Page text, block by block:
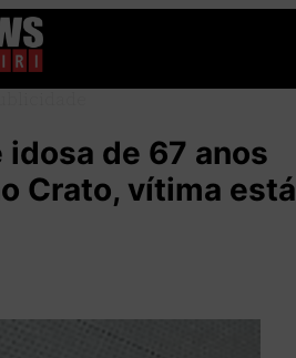
de 67 anos
Crato, vítima está